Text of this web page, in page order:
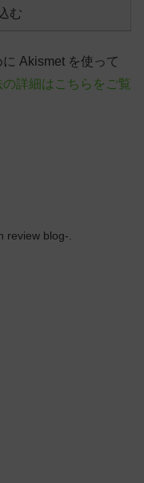
む
Akismet を使って
詳細はこちらをご覧
review blog-.